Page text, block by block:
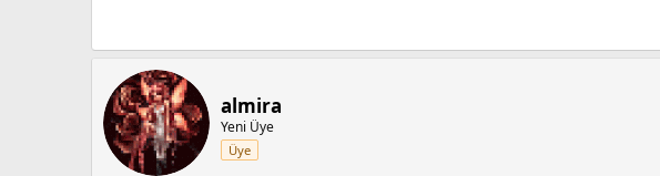
almira
Yeni Üye
Üye